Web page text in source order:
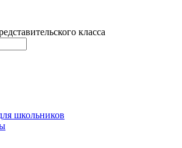
класса
школьников